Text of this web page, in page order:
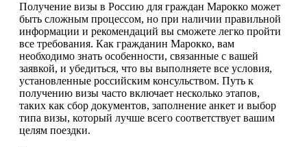
Получение визы в Россию для граждан Марокко может
быть сложным процессом, но при наличии правильной
информации и рекомендаций вы сможете легко пройти
все требования. Как гражданин Марокко, вам
необходимо знать особенности, связанные с вашей
заявкой, и убедиться, что вы выполняете все условия,
установленные российским консульством. Путь к
получению визы часто включает несколько этапов,
таких как сбор документов, заполнение анкет и выбор
типа визы, который лучше всего соответствует вашим
целям поездки.